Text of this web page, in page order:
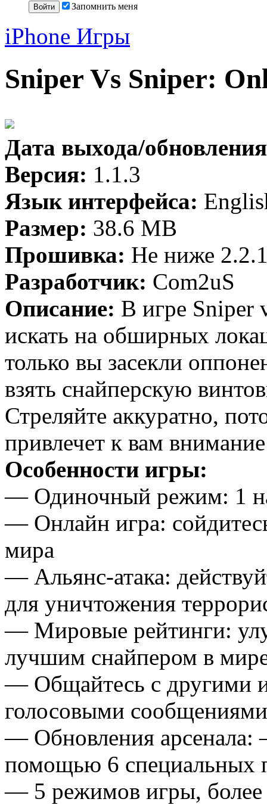
Запомнить меня
iPhone Игры
Sniper Vs Sniper:
Дата выхода/
Версия: 1.1.3
Язык интерфейса:
Размер: 38.6 MB
Прошивка: Не ниже
Разработчик: Com2uS
Описание: В игре Sniper
искать на обширных
только вы засекли
взять снайперскую
Стреляйте аккуратно,
привлечет к вам
Особенности игры:
— Одиночный режим: 1
— Онлайн игра:
мира
— Альянс-атака:
для уничтожения
— Мировые рейтинги:
лучшим снайпером в
— Общайтесь с другими
голосовыми сообщениями
— Обновления арсенала:
помощью 6 специальных
— 5 режимов игры, более